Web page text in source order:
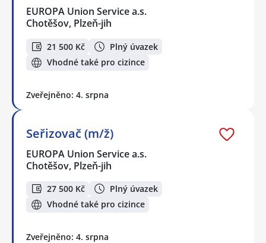
EUROPA Union Service a.s.
Chotěšov, Plzeň-jih
21 500 Kč
Plný úvazek
Vhodné také pro cizince
Zveřejněno: 4. srpna
Seřizovač (m/ž)
EUROPA Union Service a.s.
Chotěšov, Plzeň-jih
27 500 Kč
Plný úvazek
Vhodné také pro cizince
Zveřejněno: 4. srpna